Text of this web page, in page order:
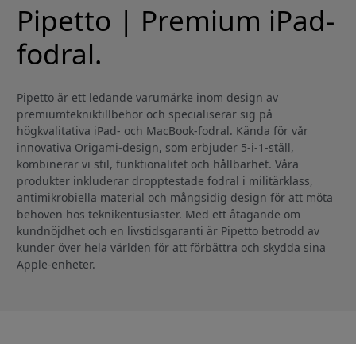
Pipetto | Premium iPad-
fodral.
Pipetto är ett ledande varumärke inom design av
premiumtekniktillbehör och specialiserar sig på
högkvalitativa iPad- och MacBook-fodral. Kända för vår
innovativa Origami-design, som erbjuder 5-i-1-ställ,
kombinerar vi stil, funktionalitet och hållbarhet. Våra
produkter inkluderar dropptestade fodral i militärklass,
antimikrobiella material och mångsidig design för att möta
behoven hos teknikentusiaster. Med ett åtagande om
kundnöjdhet och en livstidsgaranti är Pipetto betrodd av
kunder över hela världen för att förbättra och skydda sina
Apple-enheter.